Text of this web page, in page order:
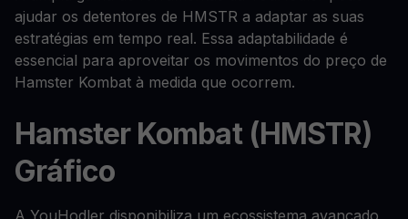
ajudar os detentores de HMSTR a adaptar as suas
estratégias em tempo real. Essa adaptabilidade é
essencial para aproveitar os movimentos do preço de
Hamster Kombat à medida que ocorrem.
Hamster Kombat (HMSTR)
Gráfico